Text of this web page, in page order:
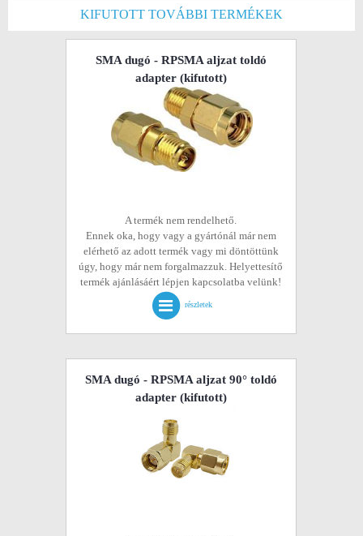
KIFUTOTT TOVÁBBI TERMÉKEK
SMA dugó - RPSMA aljzat toldó
adapter(kifutott)
A termék nem rendelhető.
Ennek oka, hogy vagy a gyártónál már nem
elérhető az adott termék vagy mi döntöttünk
úgy, hogy már nem forgalmazzuk. Helyettesítő
termék ajánlásáért lépjen kapcsolatba velünk!
részletek
SMA dugó - RPSMA aljzat 90° toldó
adapter(kifutott)